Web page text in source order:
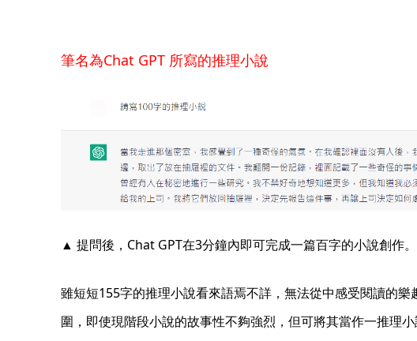
筆名為Chat GPT 所寫的推理小說
▲ 提問後，Chat GPT在3分鐘內即可完成一篇百字的小說創作
雖短短155字的推理小說看來語焉不詳，無法從中感受閱讀的
圍，即使現階段小說的故事性不夠強烈，但可將其當作一推理